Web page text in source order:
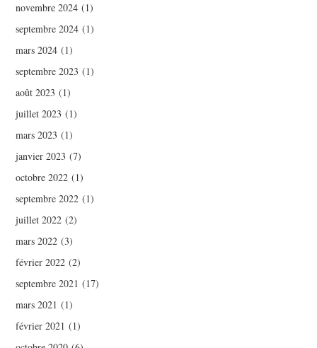
novembre 2024 (1)
septembre 2024 (1)
mars 2024 (1)
septembre 2023 (1)
août 2023 (1)
juillet 2023 (1)
mars 2023 (1)
janvier 2023 (7)
octobre 2022 (1)
septembre 2022 (1)
juillet 2022 (2)
mars 2022 (3)
février 2022 (2)
septembre 2021 (17)
mars 2021 (1)
février 2021 (1)